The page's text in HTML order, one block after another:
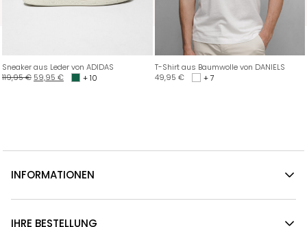
Sneaker aus Leder von ADIDAS
119,95€ 59,95 € + 10
T-Shirt aus Baumwolle von DANIELS
49,95 € + 7
INFORMATIONEN
IHRE BESTELLUNG